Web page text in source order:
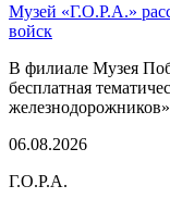
Музей «Г.О.Р.А.»
войск
В филиале Музея
бесплатная
06.08.2026
Г.О.Р.А.